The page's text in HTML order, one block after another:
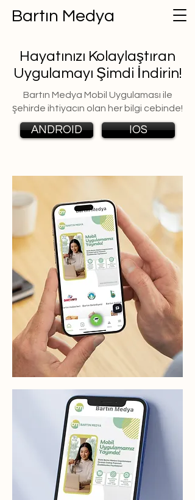
Bartın Medya
Hayatınızı Kolaylaştıran
Uygulamayı Şimdi İndirin!
Bartın Medya Mobil Uygulaması ile
şehirde ihtiyacın olan her bilgi cebinde!
ANDROID IOS